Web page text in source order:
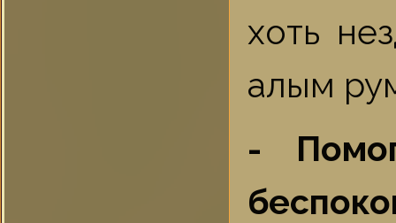
хоть
алым
-